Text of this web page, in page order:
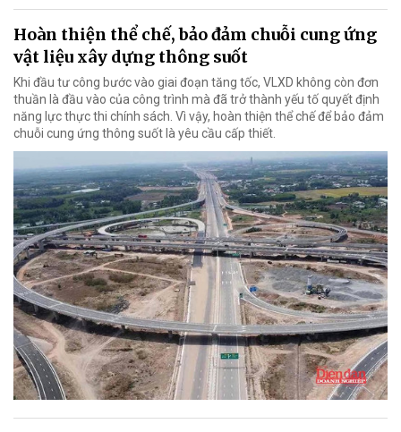
Hoàn thiện thể chế, bảo đảm chuỗi cung ứng
vật liệu xây dựng thông suốt
Khi đầu tư công bước vào giai đoạn tăng tốc, VLXD không còn đơn
thuần là đầu vào của công trình mà đã trở thành yếu tố quyết định
năng lực thực thi chính sách. Vì vậy, hoàn thiện thể chế để bảo đảm
chuỗi cung ứng thông suốt là yêu cầu cấp thiết.